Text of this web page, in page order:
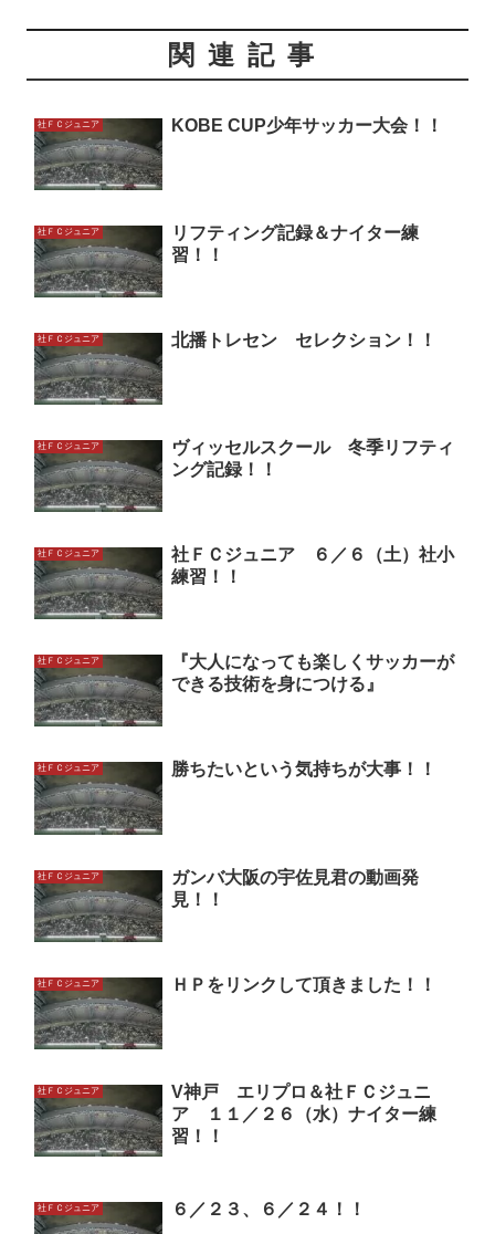
関連記事
社ＦＣジュニア KOBE CUP少年サッカー大会！！
社ＦＣジュニア
リフティング記録＆ナイター練
習！！
社ＦＣジュニア 北播トレセン セレクション！！
社ＦＣジュニア
ヴィッセルスクール 冬季リフティ
ング記録！！
社ＦＣジュニア
社ＦＣジュニア ６／６（土）社小
練習！！
社ＦＣジュニア
『大人になっても楽しくサッカーが
できる技術を身につける』
社ＦＣジュニア 勝ちたいという気持ちが大事！！
社ＦＣジュニア
ガンバ大阪の宇佐見君の動画発
見！！
社ＦＣジュニア ＨＰをリンクして頂きました！！
社ＦＣジュニア
V神戸 エリプロ＆社ＦＣジュニ
ア １１／２６（水）ナイター練
習！！
社ＦＣジュニア ６／２３、６／２４！！